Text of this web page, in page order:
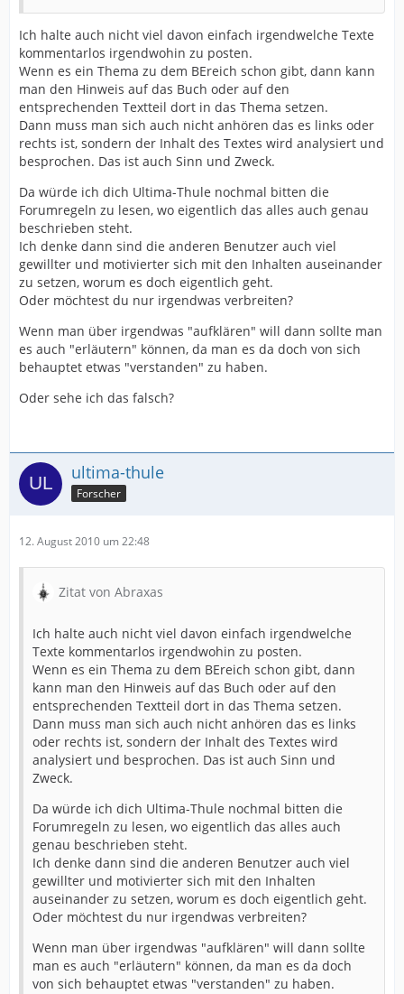
Ich halte auch nicht viel davon einfach irgendwelche Texte
kommentarlos irgendwohin zu posten.
Wenn es ein Thema zu dem BEreich schon gibt, dann kann
man den Hinweis auf das Buch oder auf den
entsprechenden Textteil dort in das Thema setzen.
Dann muss man sich auch nicht anhören das es links oder
rechts ist, sondern der Inhalt des Textes wird analysiert und
besprochen. Das ist auch Sinn und Zweck.
Da würde ich dich Ultima-Thule nochmal bitten die
Forumregeln zu lesen, wo eigentlich das alles auch genau
beschrieben steht.
Ich denke dann sind die anderen Benutzer auch viel
gewillter und motivierter sich mit den Inhalten auseinander
zu setzen, worum es doch eigentlich geht.
Oder möchtest du nur irgendwas verbreiten?
Wenn man über irgendwas "aufklären" will dann sollte man
es auch "erläutern" können, da man es da doch von sich
behauptet etwas "verstanden" zu haben.
Oder sehe ich das falsch?
ultima-thule
Forscher
12. August 2010 um 22:48
Zitat von Abraxas
Ich halte auch nicht viel davon einfach irgendwelche
Texte kommentarlos irgendwohin zu posten.
Wenn es ein Thema zu dem BEreich schon gibt, dann
kann man den Hinweis auf das Buch oder auf den
entsprechenden Textteil dort in das Thema setzen.
Dann muss man sich auch nicht anhören das es links
oder rechts ist, sondern der Inhalt des Textes wird
analysiert und besprochen. Das ist auch Sinn und
Zweck.
Da würde ich dich Ultima-Thule nochmal bitten die
Forumregeln zu lesen, wo eigentlich das alles auch
genau beschrieben steht.
Ich denke dann sind die anderen Benutzer auch viel
gewillter und motivierter sich mit den Inhalten
auseinander zu setzen, worum es doch eigentlich geht.
Oder möchtest du nur irgendwas verbreiten?
Wenn man über irgendwas "aufklären" will dann sollte
man es auch "erläutern" können, da man es da doch
von sich behauptet etwas "verstanden" zu haben.